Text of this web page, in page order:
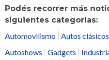
Podés recorrer más
siguientes categorías:
Automovilismo Autos clásicos
Autoshows
Gadgets